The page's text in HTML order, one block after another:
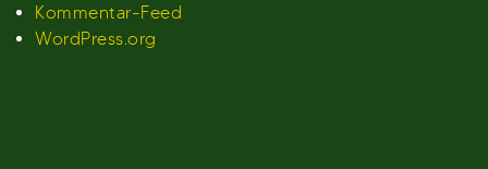
Kommentar-Feed
WordPress.org